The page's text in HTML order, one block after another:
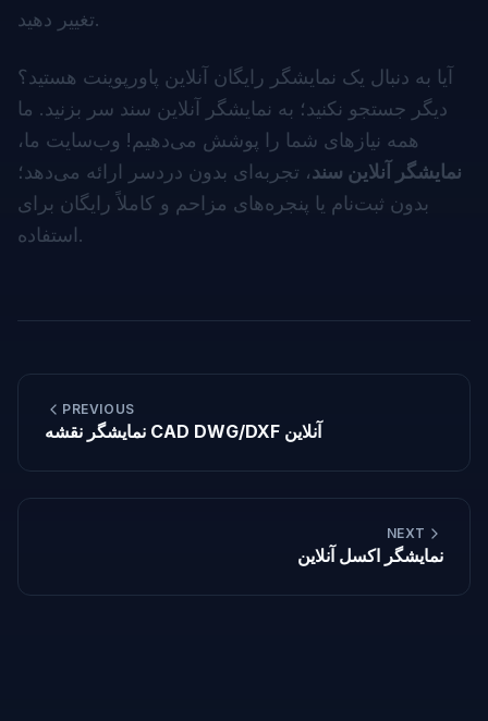
تغییر دهید.
آیا به دنبال یک نمایشگر رایگان آنلاین پاورپوینت هستید؟
دیگر جستجو نکنید؛ به نمایشگر آنلاین سند سر بزنید. ما
همه نیازهای شما را پوشش می‌دهیم! وب‌سایت ما،
نمایشگر آنلاین سند، تجربه‌ای بدون دردسر ارائه می‌دهد؛
بدون ثبت‌نام یا پنجره‌های مزاحم و کاملاً رایگان برای
استفاده.
PREVIOUS
نمایشگر نقشه CAD DWG/DXF آنلاین
NEXT
نمایشگر اکسل آنلاین